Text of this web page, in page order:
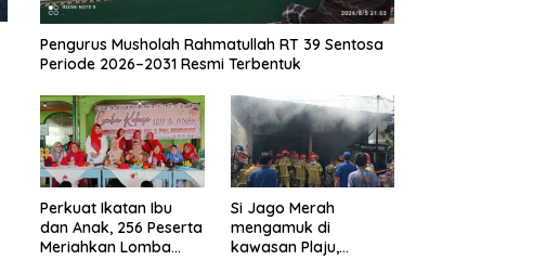
Pengurus Musholah Rahmatullah RT 39 Sentosa
Periode 2026–2031 Resmi Terbentuk
Perkuat Ikatan Ibu
dan Anak, 256 Peserta
Meriahkan Lomba
Si Jago Merah
mengamuk di
kawasan Plaju,